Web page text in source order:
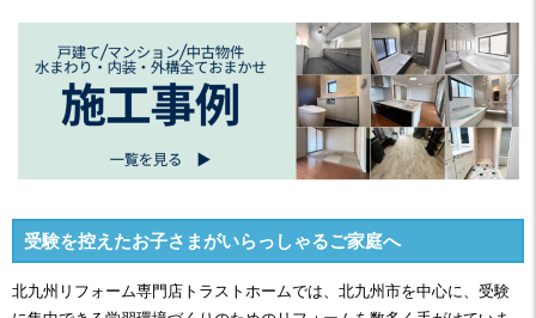
受験を控えたお子さまがいらっしゃるご家庭へ
北九州リフォーム専門店トラストホームでは、北九州市を中心に、受験